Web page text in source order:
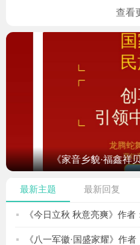
查看
《家音乡貌·福鑫祥贝儿：
最新主题 最新回复
《今日立秋 秋意亮爽》作者：贾红亮 家
《八一军徽·国盛家耀》作者：贾红亮